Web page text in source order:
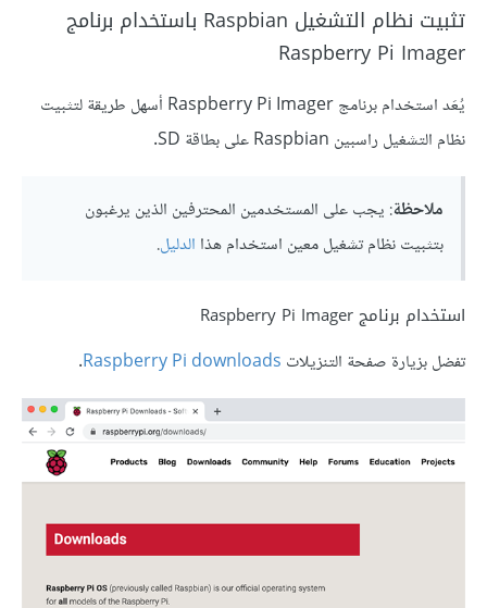
تثبيت نظام التشغيل Raspbian باستخدام برنامج
Raspberry Pi Imager
يُعَد استخدام برنامج Raspberry Pi Imager أسهل طريقة لتثبيت
نظام التشغيل راسبين Raspbian على بطاقة SD.
ملاحظة: يجب على المستخدمين المحترفين الذين يرغبون
بتثبيت نظام تشغيل معين استخدام هذا الدليل.
استخدام برنامج Raspberry Pi Imager
تفضل بزيارة صفحة التنزيلات Raspberry Pi downloads
.